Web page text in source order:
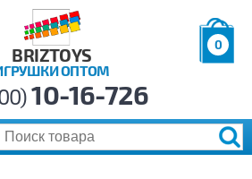
BRIZTOYS
ОПТОМ
0
р.
10-16-726